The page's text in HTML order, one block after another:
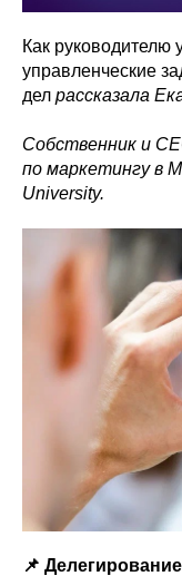
​​Как руководителю
управленческие
дел рассказала
Собственник и
по маркетингу в
University.
📌